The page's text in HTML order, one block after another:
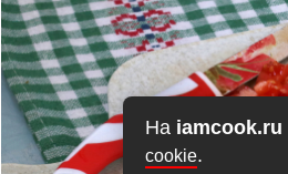
На iamcook.ru
cookie.